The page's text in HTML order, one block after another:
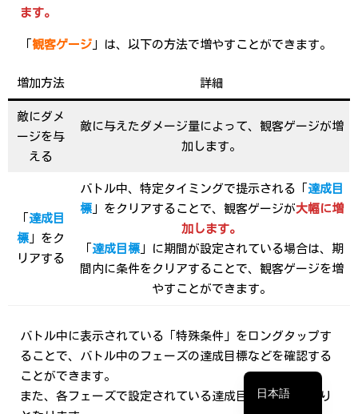
ます。
観客ゲージ 」は、以下の方法で増やすことができます。
増加方法 詳細
敵にダメ
ージを与
える
敵に与えたダメージ量によって、観客ゲージが増
加します。
達成目
標 」をク
リアする
バトル中、特定タイミングで提示される「 達成目
標」をクリアすることで、観客ゲージが大幅に増
加します。
達成目標」に期間が設定されている場合は、期
間内に条件をクリアすることで、観客ゲージを増
やすことができます。
バトル中に表示されている「特殊条件」をロングタップす
ることで、バトル中のフェーズの達成目標などを確認する
ことができます。
また、各フェーズで設定されている達成目標は以下の通り
日本語
简体中文